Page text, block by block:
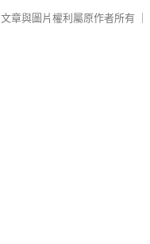
文章與圖片權利屬原作者所有